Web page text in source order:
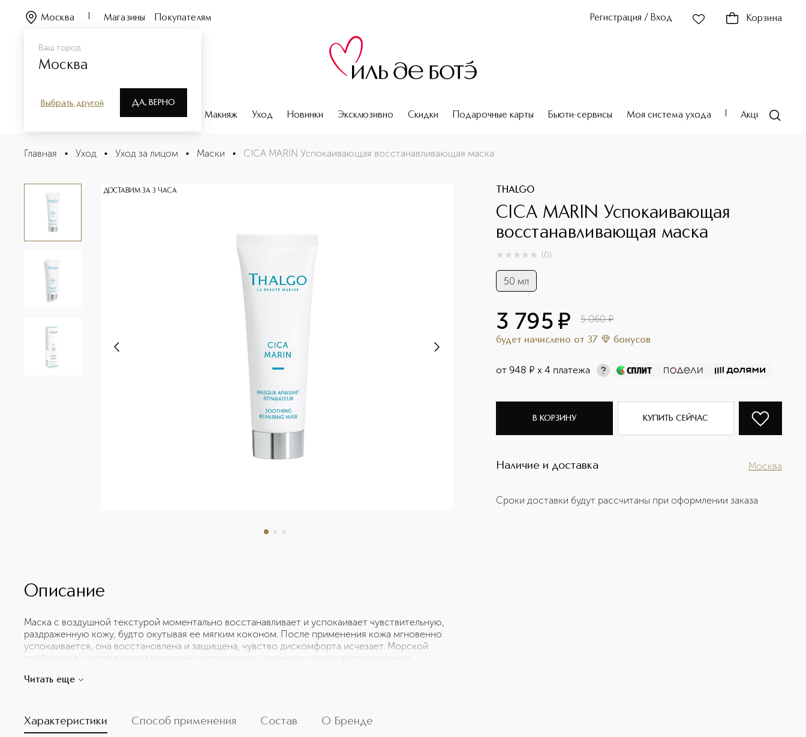
Ваш город
Москва
Выбрать другой ДА, ВЕРНО
Москва Магазины Покупателям Регистрация / Вход Корзина
Парфюмерия Макияж Уход Новинки Эксклюзивно Скидки Подарочные карты Бьюти-сервисы Моя система ухода Акции
СICA MARIN Успокаивающая восстанавливающая маска
Описание
Главная • Уход • Уход за лицом • Маски • СICA MARIN Успокаивающая восстанавливающая маска
ДОСТАВИМ ЗА 3 ЧАСА THALGO
СICA MARIN Успокаивающая
восстанавливающая маска
0из 0 (0)
50 мл
3 795 ¤ 5 060 ¤
будет начислено от 37 бонусов
от 948 ¤ х 4 платежа
В КОРЗИНУ КУПИТЬ СЕЙЧАС
Наличие и доставка Москва
Сроки доставки будут рассчитаны при оформлении заказа
Описание
Маска с воздушной текстурой моментально восстанавливает и успокаивает чувствительную,
раздраженную кожу, будто окутывая ее мягким коконом. После применения кожа мгновенно
успокаивается, она восстановлена и защищена, чувство дискомфорта исчезает. Морской
пребиотик в составе маски мгновенно успокаивает, уменьшая синтез воспалительных
сопротивляемость кожи, балансируя микробиоту кожи. Экстракт ламинарии укрепляет
укрепляют кожу, обеспечивая ее 14 минералами и микроэлементами, необходимыми для
здоровья кожи. Сразу после применения кожа мгновенно успокаивается, она восстановлена
Читать еще
Характеристики Способ применения Состав О Бренде